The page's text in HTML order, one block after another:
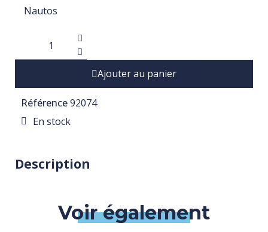
Nautos
Ajouter au panier
Référence92074
En stock
Description
Voir également